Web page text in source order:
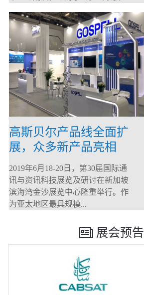
高斯贝尔产品线全面扩
展，众多新产品亮相
CommunicAsia 2019
2019年6月18-20日，第30届国际通
讯与资讯科技展览及研讨在新加坡
滨海湾金沙展览中心隆重举行。作
为亚太地区最具规模...
展会预告